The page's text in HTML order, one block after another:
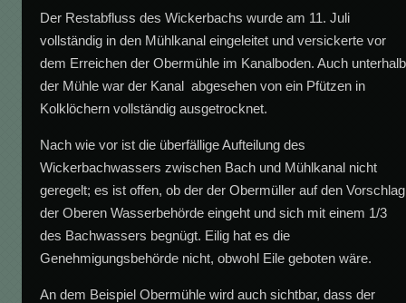
Der Restabfluss des Wickerbachs wurde am 11. Juli
vollständig in den Mühlkanal eingeleitet und versickerte vor
dem Erreichen der Obermühle im Kanalboden. Auch unterhalb
der Mühle war der Kanal abgesehen von ein Pfützen in
Kolklöchern vollständig ausgetrocknet.
Nach wie vor ist die überfällige Aufteilung des
Wickerbachwassers zwischen Bach und Mühlkanal nicht
geregelt; es ist offen, ob der der Obermüller auf den Vorschlag
der Oberen Wasserbehörde eingeht und sich mit einem 1/3
des Bachwassers begnügt. Eilig hat es die
Genehmigungsbehörde nicht, obwohl Eile geboten wäre.
An dem Beispiel Obermühle wird auch sichtbar, dass der